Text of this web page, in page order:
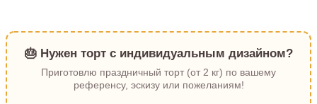
🎂 Нужен торт с индивидуальным дизайном?
Приготовлю праздничный торт (от 2 кг) по вашему
референсу, эскизу или пожеланиям!